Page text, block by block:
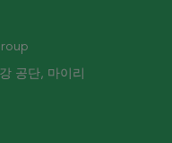
공단, 마이리